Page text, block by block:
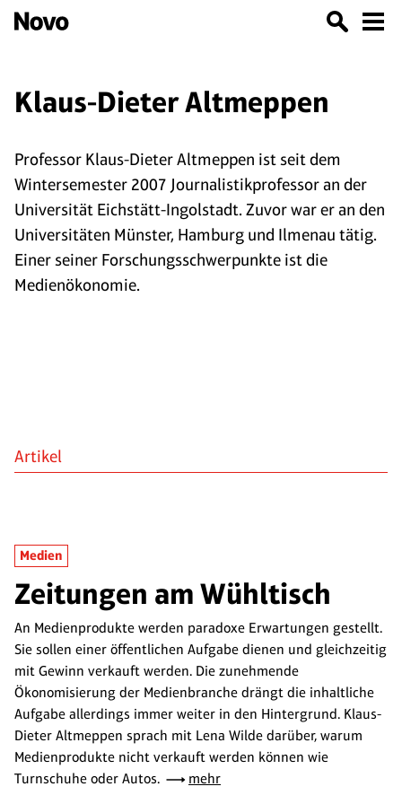
Klaus-Dieter Altmeppen
Professor Klaus-Dieter Altmeppen ist seit dem
Wintersemester 2007 Journalistikprofessor an der
Universität Eichstätt-Ingolstadt. Zuvor war er an den
Universitäten Münster, Hamburg und Ilmenau tätig.
Einer seiner Forschungsschwerpunkte ist die
Medienökonomie.
Artikel
Medien
Zeitungen am Wühltisch
An Medienprodukte werden paradoxe Erwartungen gestellt.
Sie sollen einer öffentlichen Aufgabe dienen und gleichzeitig
mit Gewinn verkauft werden. Die zunehmende
Ökonomisierung der Medienbranche drängt die inhaltliche
Aufgabe allerdings immer weiter in den Hintergrund. Klaus-
Dieter Altmeppen sprach mit Lena Wilde darüber, warum
Medienprodukte nicht verkauft werden können wie
Turnschuhe oder Autos.
mehr